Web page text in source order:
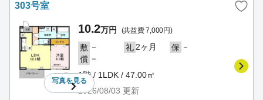
303号室
写真を見る
10.2万円 (共益費 7,000円)
敷 － 礼 2ヶ月 保 －
償 －
1階 / 1LDK / 47.00㎡
2026/08/03 更新